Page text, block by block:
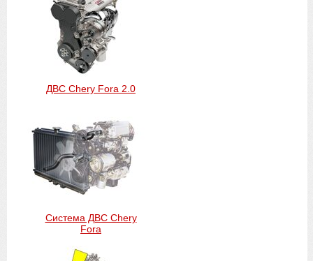
ДВС Chery Fora 2.0
Система ДВС Chery
Fora